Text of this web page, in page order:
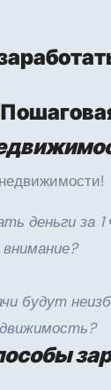
деньги за 1
будут